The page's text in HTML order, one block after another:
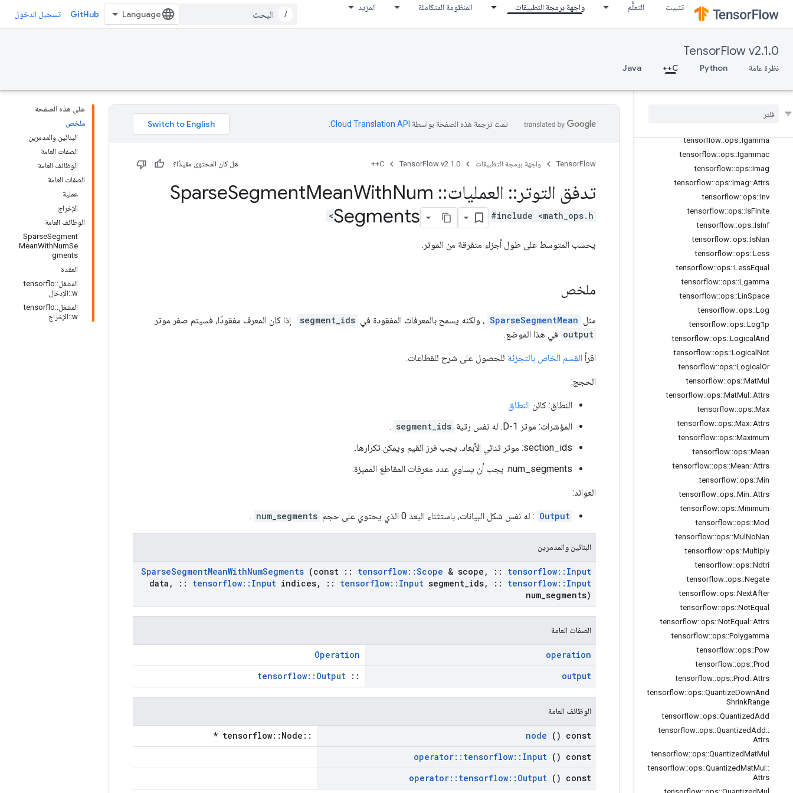
تثبيت التعلُّم واجهة برمجة التطبيقات المنظومة المتكاملة المزيد
/
GitHub تسجيل الدخول
TensorFlow v2.1.0
نظرة عامة Python
C++
Java
tensorflow::ops::Expm1
tensorflow::ops::Floor
tensorflow::ops::FloorMod
tensorflow::ops::Greater
tensorflow::ops::HistogramFixed
Fixed
tensorflow::ops::Igamma
tensorflow::ops::Igammac
tensorflow::ops::Imag
tensorflow::ops::Imag::Attrs
tensorflow::ops::Inv
tensorflow::ops::IsFinite
tensorflow::ops::IsInf
tensorflow::ops::IsNan
tensorflow::ops::Less
tensorflow::ops::LessEqual
tensorflow::ops::Lgamma
tensorflow::ops::LinSpace
tensorflow::ops::Log
tensorflow::ops::Log1p
tensorflow::ops::Logical And
tensorflow::ops::Logical Not
tensorflow::ops::Logical Or
tensorflow::ops::MatMul
tensorflow::ops::MatMul ::Attrs
tensorflow::ops::Max
tensorflow::ops::Max::Attrs
tensorflow::ops::Maximum
tensorflow::ops::Mean
tensorflow::ops::Mean::Attrs
tensorflow::ops::Min
tensorflow::ops::Min::Attrs
tensorflow::ops::Minimum
tensorflow::ops::Mod
tensorflow::ops::Mul NoNan
tensorflow::ops::Multiply
tensorflow::ops::Ndtri
tensorflow::ops::Negate
tensorflow::ops::NextAfter
tensorflow::ops::NotEqual
tensorflow::ops::NotEqual ::Attrs
tensorflow::ops::Polygamma
tensorflow::ops::Pow
tensorflow::ops::Prod
tensorflow::ops::Prod ::Attrs
tensorflow::ops::QuantizeDownAnd
ShrinkRange
tensorflow::ops::QuantizedAdd
tensorflow::ops::QuantizedAdd ::
Attrs
tensorflow::ops::QuantizedMatMul
tensorflow::ops::QuantizedMatMul ::
Attrs
على هذه الصفحة
ملخص
البنائين والمدمرين
الصفات العامة
الوظائف العامة
الصفات العامة
عملية
الإخراج
الوظائف العامة
SparseSegment
MeanWithNumSe
gments
العقدة
المشغل::tensorflo
w::الإدخال
المشغل::tensorflo
w::الإخراج
تمت ترجمة هذه الصفحة بواسطة Cloud Translation API‏
TensorFlow واجهة برمجة التطبيقات TensorFlow v2.1.0
C++ هل كان المحتوى مفيدًا؟
تدفق التوتر :: العمليات::
SegmentMeanWithNum
Segments
#include <math_ops.h>
يحسب المتوسط ​​على طول أجزاء متفرقة من الموتر.
ملخص
مثل SparseSegmentMean ، ولكنه يسمح بالمعرفات المفقودة في segment_ids . إذا كان المعرف مفقودًا، فسيتم صفر موتر
output في هذا الموضع.
اقرأ القسم الخاص بالتجزئة للحصول على شرح للقطاعات.
الحجج:
النطاق: كائن النطاق
المؤشرات: موتر 1-D. له نفس رتبة
segment_ids
.
section_ids: موتر ثنائي الأبعاد. يجب فرز القيم ويمكن تكرارها.
num_segments: يجب أن يساوي عدد معرفات المقاطع المميزة.
العوائد:
Output : له نفس شكل البيانات، باستثناء البعد 0 الذي يحتوي على حجم num_segments
.
البنائين والمدمرين
SparseSegmentMeanWithNumSegments (const :: tensorflow::Scope & scope , :: tensorflow:: Input
data , :: tensorflow:: Input indices, :: tensorflow:: Input segment ids, :: tensorflow:: Input
num segments)
الصفات العامة
operation
Operation
output
::
tensorflow::Output
الوظائف العامة
node () const
::tensorflow::Node *
operator:: tensorflow:: Input () const
operator:: tensorflow:: Output () const